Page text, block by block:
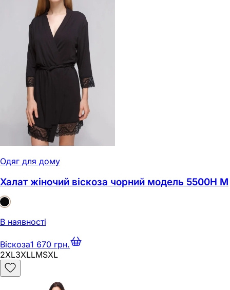
Одяг для дому
Халат жіночий віскоза чорний модель 5500H M
В наявності
Віскоза1 670 грн.
2XL3XLLMSXL